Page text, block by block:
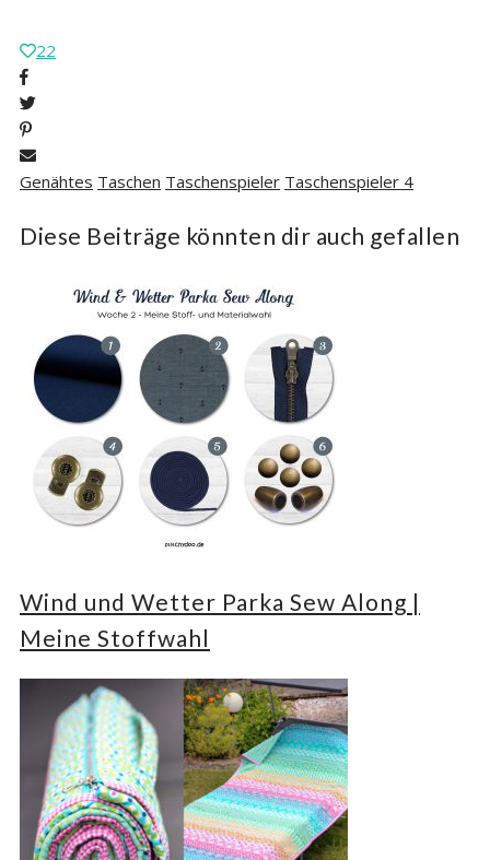
22
Genähtes Taschen Taschenspieler Taschenspieler 4
Diese Beiträge könnten dir auch gefallen
Wind und Wetter Parka Sew Along |
Meine Stoffwahl